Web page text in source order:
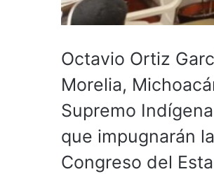
Octavio Ortiz
Morelia,
Supremo
que impugnarán
Congreso del